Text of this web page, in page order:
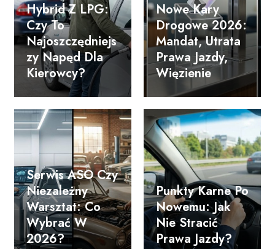
Hybrid Z LPG:
Czy To
Najoszczędniejs
Zy Napęd Dla
Kierowcy?
Nowe Kary
Drogowe 2026:
Mandat, Utrata
Prawa Jazdy,
Więzienie
Serwis ASO Czy
Niezależny
Warsztat: Co
Wybrać W
2026?
Punkty Karne Po
Nowemu: Jak
Nie Stracić
Prawa Jazdy?